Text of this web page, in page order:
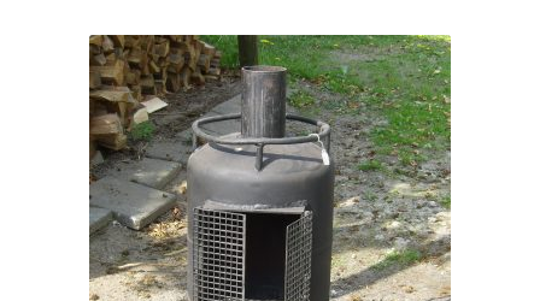
Winkel
Winkelwagen
Afrekenen
Mijn account